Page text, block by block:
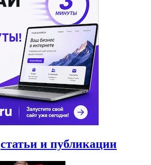
статьи и публикации